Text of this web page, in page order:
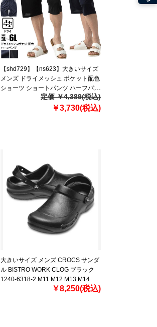
【shd729】【ns623】大きいサイズ
メンズ ドライメッシュ ポケット配色
ショーツ ショートパンツ ハーフパン
ツ 春夏新作 302252az 【fre】
定価 ￥4,389(税込)
￥3,730(税込)
大きいサイズ メンズ CROCS サンダ
ル BISTRO WORK CLOG ブラック
1240-6318-2 M11 M12 M13 M14
￥8,250(税込)